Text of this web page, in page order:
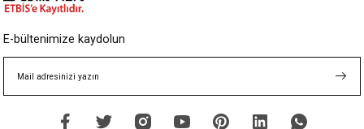
E-bültenimize kaydolun